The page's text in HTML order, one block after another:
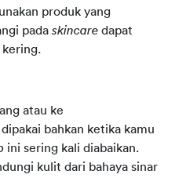
produk yang
pada skincare dapat
kering.
atau ke
bahkan ketika kamu
ini sering kali diabaikan.
kulit dari bahaya sinar